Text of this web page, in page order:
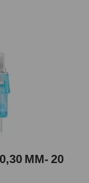
MM- 20